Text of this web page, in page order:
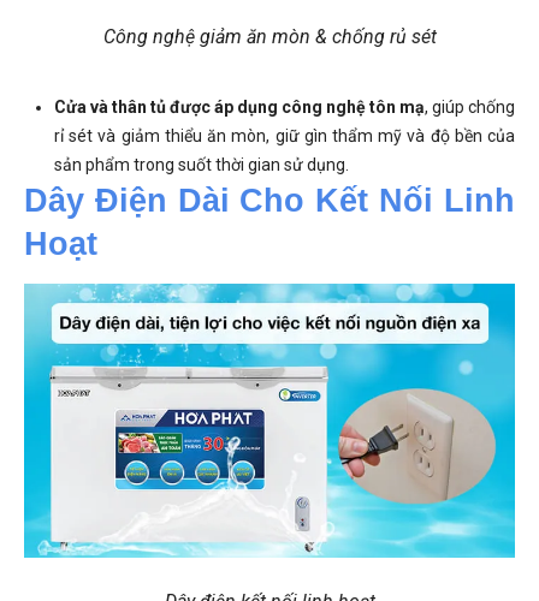
Công nghệ giảm ăn mòn & chống rủ sét
Cửa và thân tủ được áp dụng công nghệ tôn mạ, giúp chống
rỉ sét và giảm thiểu ăn mòn, giữ gìn thẩm mỹ và độ bền của
sản phẩm trong suốt thời gian sử dụng.
Dây Điện Dài Cho Kết Nối Linh
Hoạt